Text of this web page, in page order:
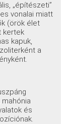
„építészeti”
vonalai miatt
(örök élet
kertek
kapuk,
a
és